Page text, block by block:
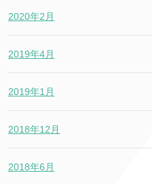
2020年2月
2019年4月
2019年1月
2018年12月
2018年6月